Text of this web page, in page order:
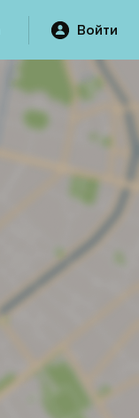
Войти